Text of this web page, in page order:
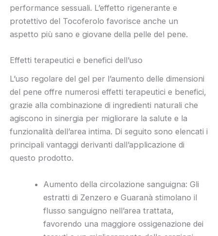
performance sessuali. L’effetto rigenerante e
protettivo del Tocoferolo favorisce anche un
aspetto più sano e giovane della pelle del pene.
Effetti terapeutici e benefici dell’uso
L’uso regolare del gel per l’aumento delle dimensioni
del pene offre numerosi effetti terapeutici e benefici,
grazie alla combinazione di ingredienti naturali che
agiscono in sinergia per migliorare la salute e la
funzionalità dell’area intima. Di seguito sono elencati i
principali vantaggi derivanti dall’applicazione di
questo prodotto.
Aumento della circolazione sanguigna: Gli
estratti di Zenzero e Guaranà stimolano il
flusso sanguigno nell’area trattata,
favorendo una maggiore ossigenazione dei